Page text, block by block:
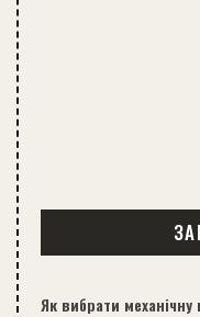
Як вибрати механічну